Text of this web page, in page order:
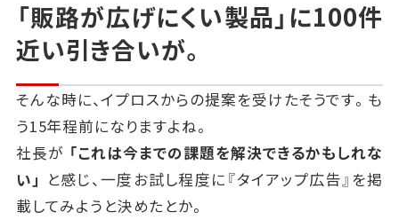
「販路が広げにくい製品」に100件
近い引き合いが。
そんな時に、イプロスからの提案を受けたそうです。も
う15年程前になりますよね。
社長が 「これは今までの課題を解決できるかもしれな
い」 と感じ、一度お試し程度に『タイアップ広告』を掲
載してみようと決めたとか。